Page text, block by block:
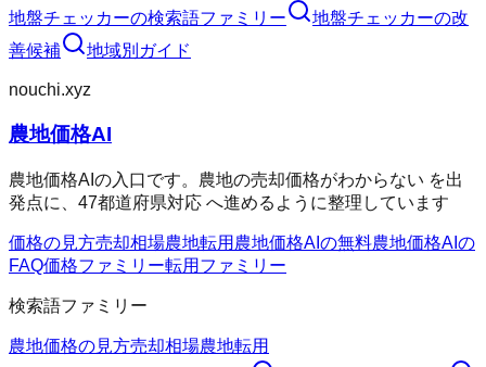
地盤チェッカーの検索語ファミリー 地盤チェッカーの改
善候補
地域別ガイド
nouchi.xyz
農地価格AI
農地価格AIの入口です。農地の売却価格がわからない を出
発点に、47都道府県対応 へ進めるように整理しています
価格の見方売却相場農地転用 農地価格AIの無料農地価格AIの
FAQ価格ファミリー転用ファミリー
検索語ファミリー
農地価格の見方売却相場農地転用